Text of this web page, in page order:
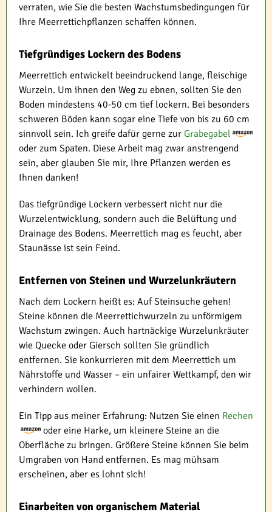
verraten, wie Sie die besten Wachstumsbedingungen für
Ihre Meerrettichpflanzen schaffen können.
Tiefgründiges Lockern des Bodens
Meerrettich entwickelt beeindruckend lange, fleischige
Wurzeln. Um ihnen den Weg zu ebnen, sollten Sie den
Boden mindestens 40-50 cm tief lockern. Bei besonders
schweren Böden kann sogar eine Tiefe von bis zu 60 cm
sinnvoll sein. Ich greife dafür gerne zur Grabegabel
oder zum Spaten. Diese Arbeit mag zwar anstrengend
sein, aber glauben Sie mir, Ihre Pflanzen werden es
Ihnen danken!
Das tiefgründige Lockern verbessert nicht nur die
Wurzelentwicklung, sondern auch die Belüftung und
Drainage des Bodens. Meerrettich mag es feucht, aber
Staunässe ist sein Feind.
Entfernen von Steinen und Wurzelunkräutern
Nach dem Lockern heißt es: Auf Steinsuche gehen!
Steine können die Meerrettichwurzeln zu unförmigem
Wachstum zwingen. Auch hartnäckige Wurzelunkräuter
wie Quecke oder Giersch sollten Sie gründlich
entfernen. Sie konkurrieren mit dem Meerrettich um
Nährstoffe und Wasser – ein unfairer Wettkampf, den wir
verhindern wollen.
Ein Tipp aus meiner Erfahrung: Nutzen Sie einen Rechen
oder eine Harke, um kleinere Steine an die
Oberfläche zu bringen. Größere Steine können Sie beim
Umgraben von Hand entfernen. Es mag mühsam
erscheinen, aber es lohnt sich!
Einarbeiten von organischem Material